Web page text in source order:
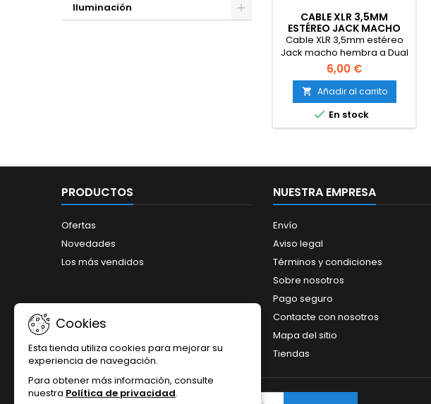
Iluminación
CABLE XLR 3,5MM
ESTÉREO JACK MACHO
HEMBRA A DUAL
Cable XLR 3,5mm estéreo
Jack macho hembra a Dual
XLR macho OFC Aux Cable
de Audio lámina + trenzado
blindado para altavoces
mezclador 1METRO
6,00 €
 Añadir al carrito
 En stock
PRODUCTOS
Ofertas
Novedades
Los más vendidos
NUESTRA EMPRESA
Envío
Aviso legal
Términos y condiciones
Sobre nosotros
Pago seguro
Contacte con nosotros
Mapa del sitio
Tiendas
Cookies
Esta tienda utiliza cookies para mejorar su
experiencia de navegación.
Para obtener más información, consulte
nuestra Política de privacidad.